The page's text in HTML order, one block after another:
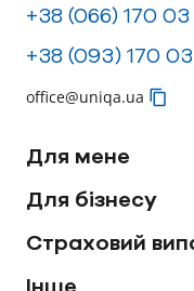
+38 (066) 170
+38 (093) 170
office@uniqa.ua
Для мене
Для бізнесу
Страховий
Інше